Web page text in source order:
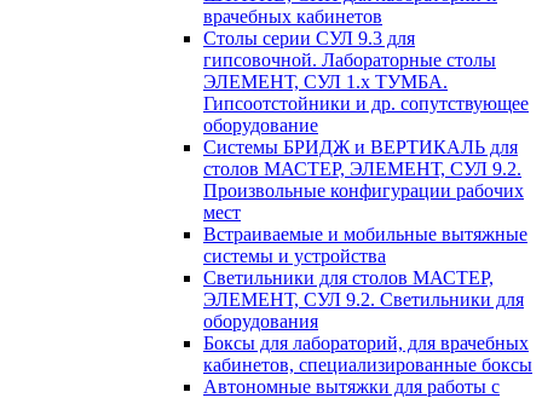
врачебных кабинетов
Столы серии СУЛ 9.3 для
гипсовочной. Лабораторные столы
ЭЛЕМЕНТ, СУЛ 1.х ТУМБА.
Гипсоотстойники и др. сопутствующее
оборудование
Системы БРИДЖ и ВЕРТИКАЛЬ для
столов МАСТЕР, ЭЛЕМЕНТ, СУЛ 9.2.
Произвольные конфигурации рабочих
мест
Встраиваемые и мобильные вытяжные
системы и устройства
Светильники для столов МАСТЕР,
ЭЛЕМЕНТ, СУЛ 9.2. Светильники для
оборудования
Боксы для лабораторий, для врачебных
кабинетов, специализированные боксы
Автономные вытяжки для работы с